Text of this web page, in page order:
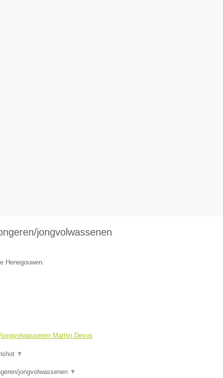
jongvolwassenen
Henegouwen.
Martijn Devos
▼
jongvolwassenen ▼